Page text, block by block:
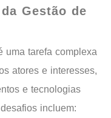
Gestão de
uma tarefa complexa
atores e interesses,
e tecnologias
incluem: